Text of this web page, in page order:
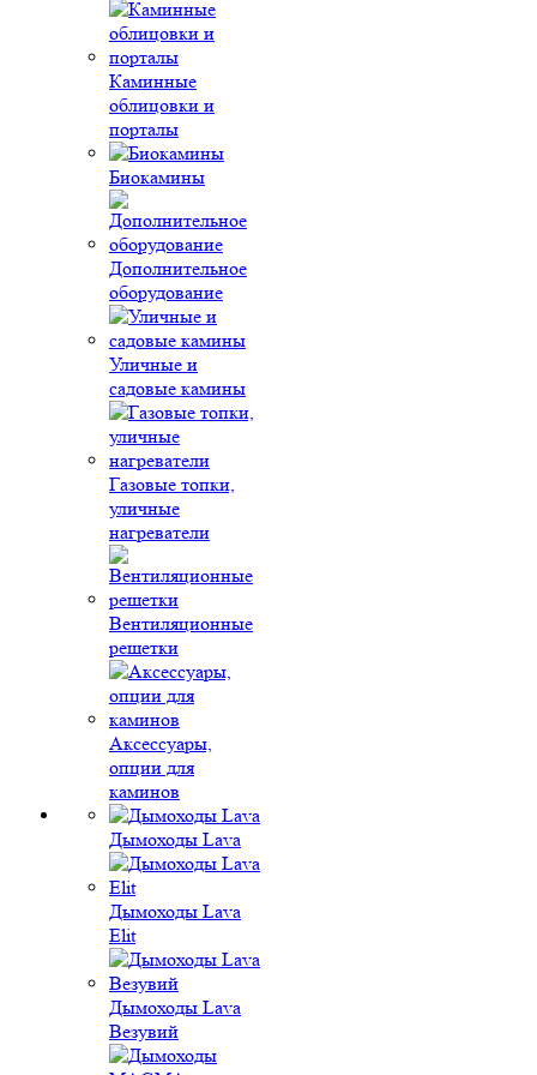
Каминные
облицовки и
порталы
Биокамины
Дополнительное
оборудование
Уличные и
садовые камины
Газовые топки,
уличные
нагреватели
Вентиляционные
решетки
Аксессуары,
опции для
каминов
Дымоходы Lava
Дымоходы Lava
Elit
Дымоходы Lava
Везувий